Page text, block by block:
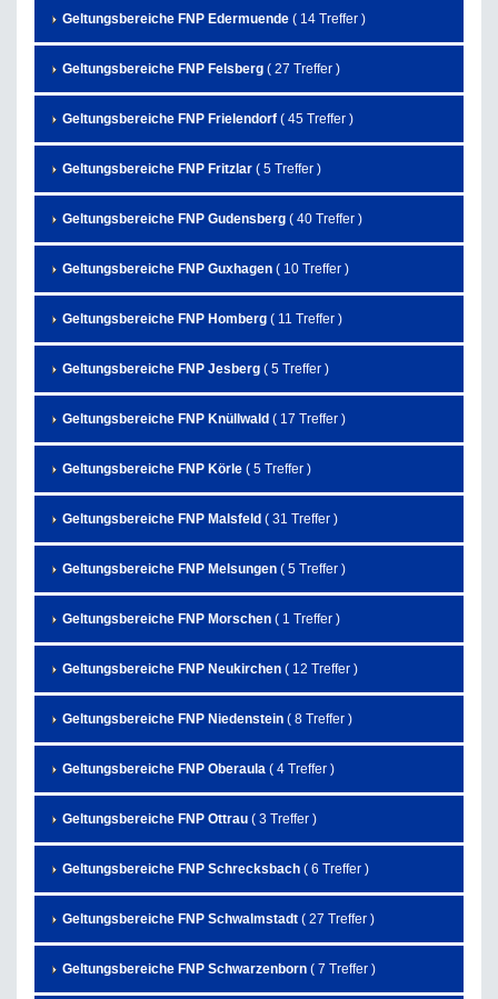
Geltungsbereiche FNP Edermuende ( 14 Treffer )
Geltungsbereiche FNP Felsberg ( 27 Treffer )
Geltungsbereiche FNP Frielendorf ( 45 Treffer )
Geltungsbereiche FNP Fritzlar ( 5 Treffer )
Geltungsbereiche FNP Gudensberg ( 40 Treffer )
Geltungsbereiche FNP Guxhagen ( 10 Treffer )
Geltungsbereiche FNP Homberg ( 11 Treffer )
Geltungsbereiche FNP Jesberg ( 5 Treffer )
Geltungsbereiche FNP Knüllwald ( 17 Treffer )
Geltungsbereiche FNP Körle ( 5 Treffer )
Geltungsbereiche FNP Malsfeld ( 31 Treffer )
Geltungsbereiche FNP Melsungen ( 5 Treffer )
Geltungsbereiche FNP Morschen ( 1 Treffer )
Geltungsbereiche FNP Neukirchen ( 12 Treffer )
Geltungsbereiche FNP Niedenstein ( 8 Treffer )
Geltungsbereiche FNP Oberaula ( 4 Treffer )
Geltungsbereiche FNP Ottrau ( 3 Treffer )
Geltungsbereiche FNP Schrecksbach ( 6 Treffer )
Geltungsbereiche FNP Schwalmstadt ( 27 Treffer )
Geltungsbereiche FNP Schwarzenborn ( 7 Treffer )